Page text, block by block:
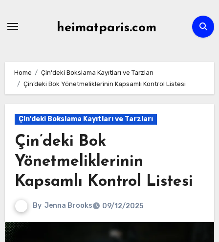
heimatparis.com
Home
Çin'deki Bokslama Kayıtları ve Tarzları
Çin’deki Bok Yönetmeliklerinin Kapsamlı Kontrol Listesi
Çin'deki Bokslama Kayıtları ve Tarzları
Çin’deki Bok
Yönetmeliklerinin
Kapsamlı Kontrol Listesi
By Jenna Brooks 09/12/2025